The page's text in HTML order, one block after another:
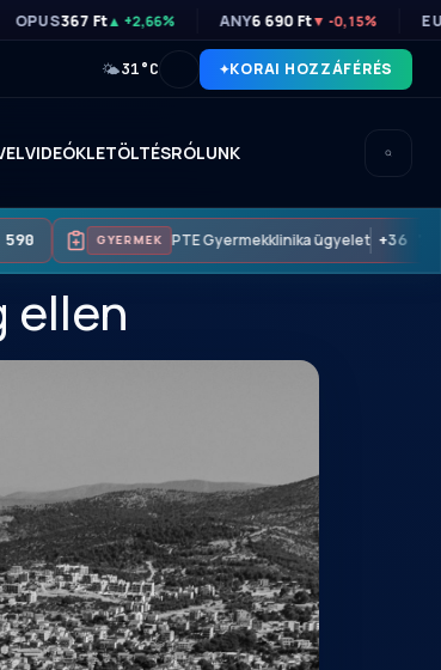
OPUS367 Ft▲ +2,66% ANY6 690 Ft▼ -0,15%
🌤31°C KORAI HOZZÁFÉRÉS
VIDEÓKLETÖLTÉSRÓLUNK
GYERMEK PTE Gyermekklinika ügyelet +36 72
ellen